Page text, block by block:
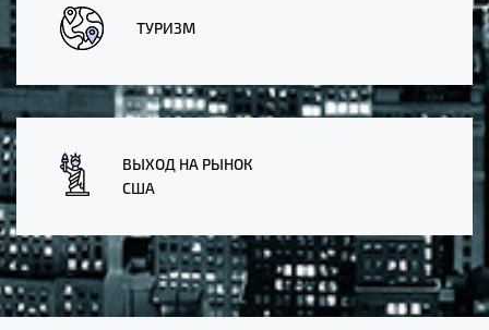
ТУРИЗМ
ВЫХОД НА РЫНОК
США